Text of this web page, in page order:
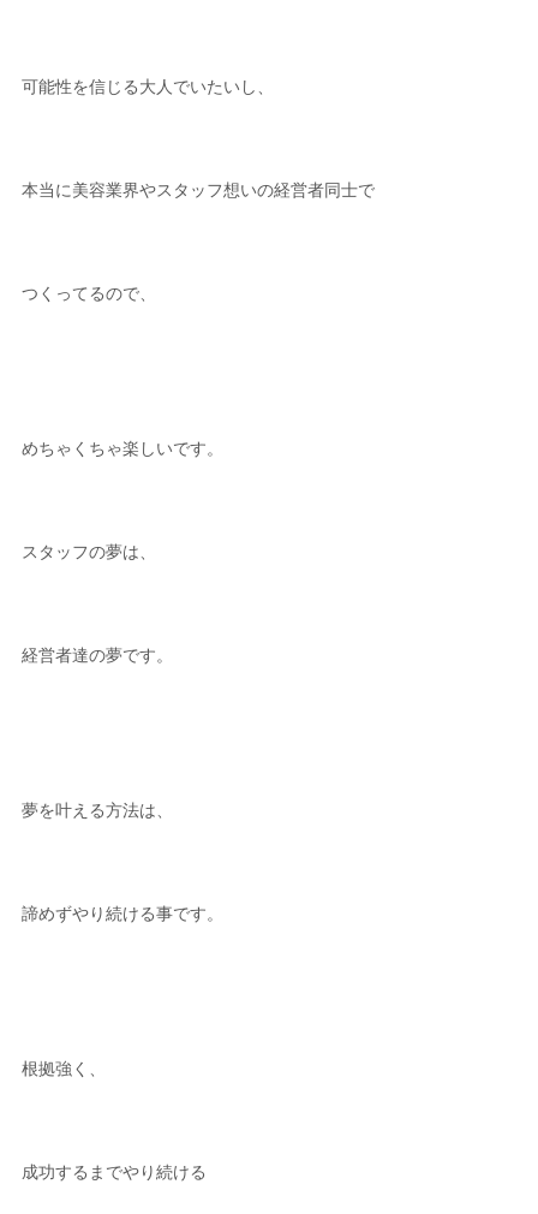
可能性を信じる大人でいたいし、
本当に美容業界やスタッフ想いの経営者同士で
つくってるので、
めちゃくちゃ楽しいです。
スタッフの夢は、
経営者達の夢です。
夢を叶える方法は、
諦めずやり続ける事です。
根拠強く、
成功するまでやり続ける